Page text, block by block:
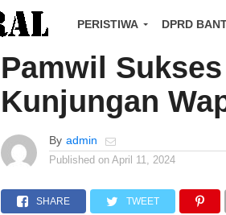
PERISTIWA DPRD
Korem 064/MY
Pamwil
Kunjungan
By admin
Published on April 11, 2024
SHARE TWEET